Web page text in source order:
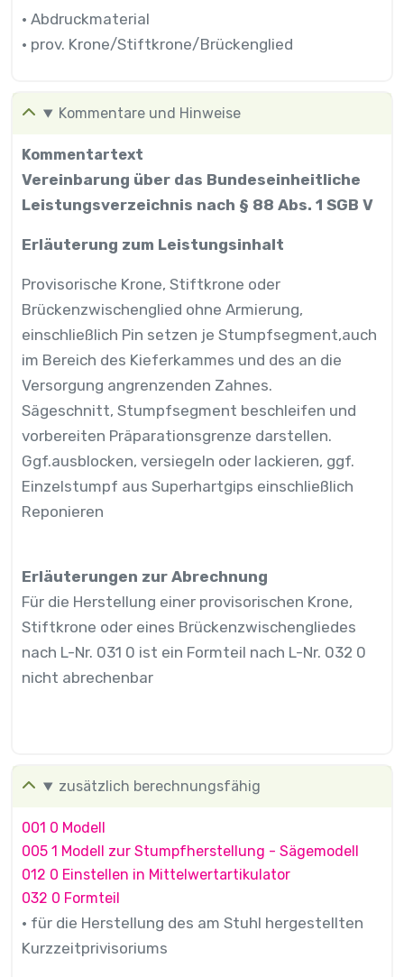
• Abdruckmaterial
• prov. Krone/Stiftkrone/Brückenglied
Kommentare und Hinweise
Kommentartext
Vereinbarung über das Bundeseinheitliche
Leistungsverzeichnis nach § 88 Abs. 1 SGB V
Erläuterung zum Leistungsinhalt
Provisorische Krone, Stiftkrone oder
Brückenzwischenglied ohne Armierung,
einschließlich Pin setzen je Stumpfsegment,auch
im Bereich des Kieferkammes und des an die
Versorgung angrenzenden Zahnes.
Sägeschnitt, Stumpfsegment beschleifen und
vorbereiten Präparationsgrenze darstellen.
Ggf.ausblocken, versiegeln oder lackieren, ggf.
Einzelstumpf aus Superhartgips einschließlich
Reponieren
Erläuterungen zur Abrechnung
Für die Herstellung einer provisorischen Krone,
Stiftkrone oder eines Brückenzwischengliedes
nach L-Nr. 031 0 ist ein Formteil nach L-Nr. 032 0
nicht abrechenbar
zusätzlich berechnungsfähig
001 0 Modell
005 1 Modell zur Stumpfherstellung - Sägemodell
012 0 Einstellen in Mittelwertartikulator
032 0 Formteil
• für die Herstellung des am Stuhl hergestellten
Kurzzeitprivisoriums